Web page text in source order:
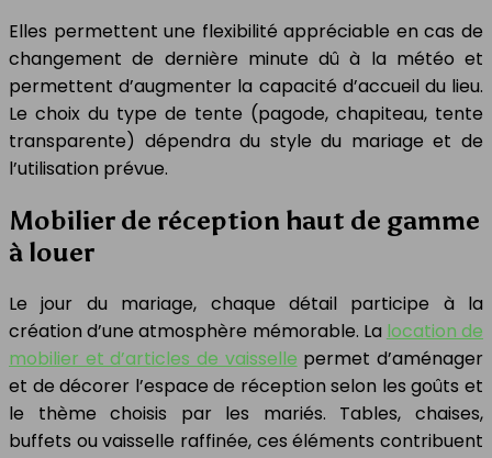
Elles permettent une flexibilité appréciable en cas de
changement de dernière minute dû à la météo et
permettent d’augmenter la capacité d’accueil du lieu.
Le choix du type de tente (pagode, chapiteau, tente
transparente) dépendra du style du mariage et de
l’utilisation prévue.
Mobilier de réception haut de gamme
à louer
Le jour du mariage, chaque détail participe à la
création d’une atmosphère mémorable. La location de
mobilier et d’articles de vaisselle permet d’aménager
et de décorer l’espace de réception selon les goûts et
le thème choisis par les mariés. Tables, chaises,
buffets ou vaisselle raffinée, ces éléments contribuent